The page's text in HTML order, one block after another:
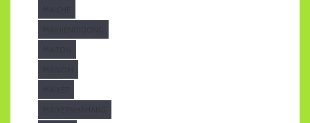
MAICHE
MAIHIENDIDONG
MAITON
MAIVOM
MAIXEP
MAIXEPNHAHANG